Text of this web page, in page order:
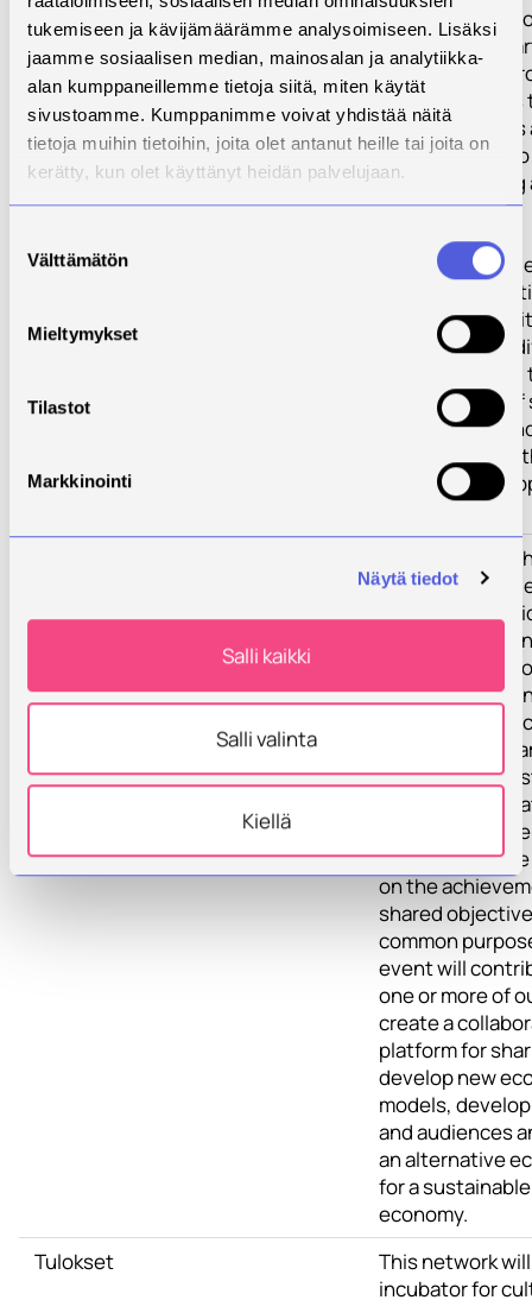
tukemiseen ja kävijämäärämme analysoimiseen. Lisäksi
jaamme sosiaalisen median, mainosalan ja analytiikka-
alan kumppaneillemme tietoja siitä, miten käytät
sivustoamme. Kumppanimme voivat yhdistää näitä
tietoja muihin tietoihin, joita olet antanut heille tai joita on
kerätty, kun olet käyttänyt heidän palvelujaan.
valinta
Välttämätön
Mieltymykset
Tilastot
Markkinointi
Näytä tiedot
Salli kaikki
Salli valinta
Kiellä
interventions,
and show how
creatives can
innovative ways
our future cities
this responds
current thinking
around urban
transformation.
Future
creative
tool to enable
see things in a
way, supporting
development
communities
contributing to
concepts of
resilient cities.
All activities
Future
plan have been
and agreed
collaborative
the project
have worked to
coherent
labs, events,
conferences
designed, in
another, to
on the
shared
common
event will
one or more of
create a
platform for
develop new
models,
and audiences
an alternative
for a
economy.
Tulokset
This network
incubator for